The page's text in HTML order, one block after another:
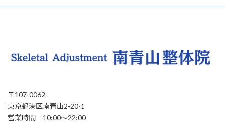
〒107-0062
東京都港区南青山2-20-1
営業時間 10:00〜22:00